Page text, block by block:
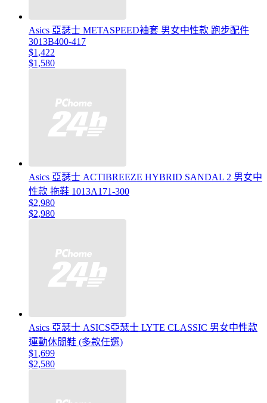
Asics 亞瑟士 METASPEED袖套 男女中性款 跑步配件
3013B400-417
$1,422
$1,580
Asics 亞瑟士 ACTIBREEZE HYBRID SANDAL 2 男女中
性款 拖鞋 1013A171-300
$2,980
$2,980
Asics 亞瑟士 ASICS亞瑟士 LYTE CLASSIC 男女中性款
運動休閒鞋 (多款任選)
$1,699
$2,580